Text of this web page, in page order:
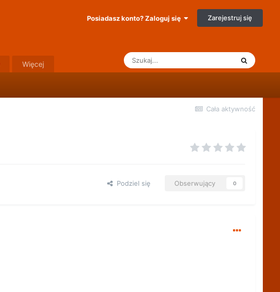
Posiadasz konto? Zaloguj się Zarejestruj się
Więcej
Cała aktywność
Podziel się Obserwujący 0